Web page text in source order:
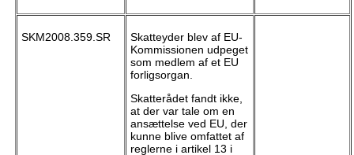
SKM2008.359.SR
Skatteyder blev af EU-
Kommissionen udpeget
som medlem af et EU
forligsorgan.
Skatterådet fandt ikke,
at der var tale om en
ansættelse ved EU, der
kunne blive omfattet af
reglerne i artikel 13 i